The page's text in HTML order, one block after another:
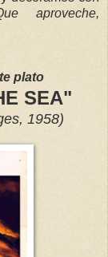
aproveche,
plato
SEA"
1958)